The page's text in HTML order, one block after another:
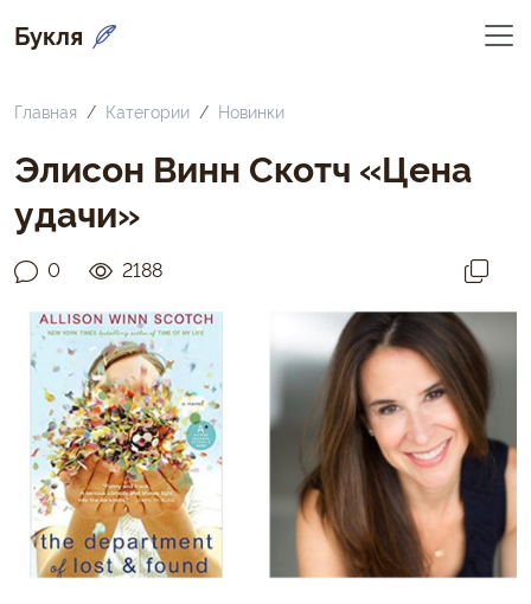
Букля
Главная Категории Новинки
Элисон Винн Скотч «Цена
удачи»
0 2188